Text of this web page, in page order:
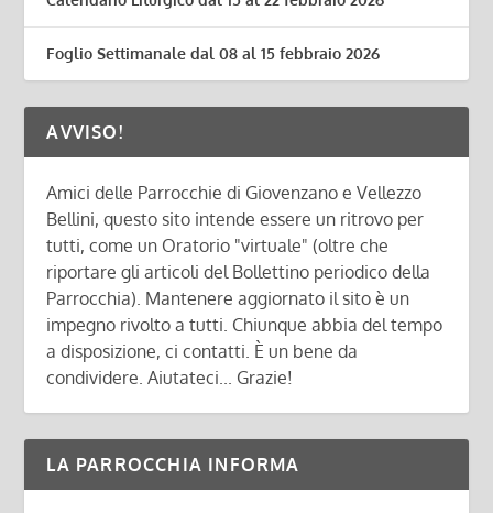
Foglio Settimanale dal 08 al 15 febbraio 2026
AVVISO!
Amici delle Parrocchie di Giovenzano e Vellezzo
Bellini, questo sito intende essere un ritrovo per
tutti, come un Oratorio "virtuale" (oltre che
riportare gli articoli del Bollettino periodico della
Parrocchia). Mantenere aggiornato il sito è un
impegno rivolto a tutti. Chiunque abbia del tempo
a disposizione, ci contatti. È un bene da
condividere. Aiutateci... Grazie!
LA PARROCCHIA INFORMA